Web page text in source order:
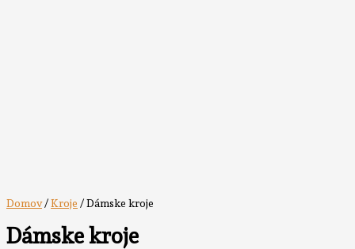
Domov/Kroje / Dámske kroje
Dámske kroje